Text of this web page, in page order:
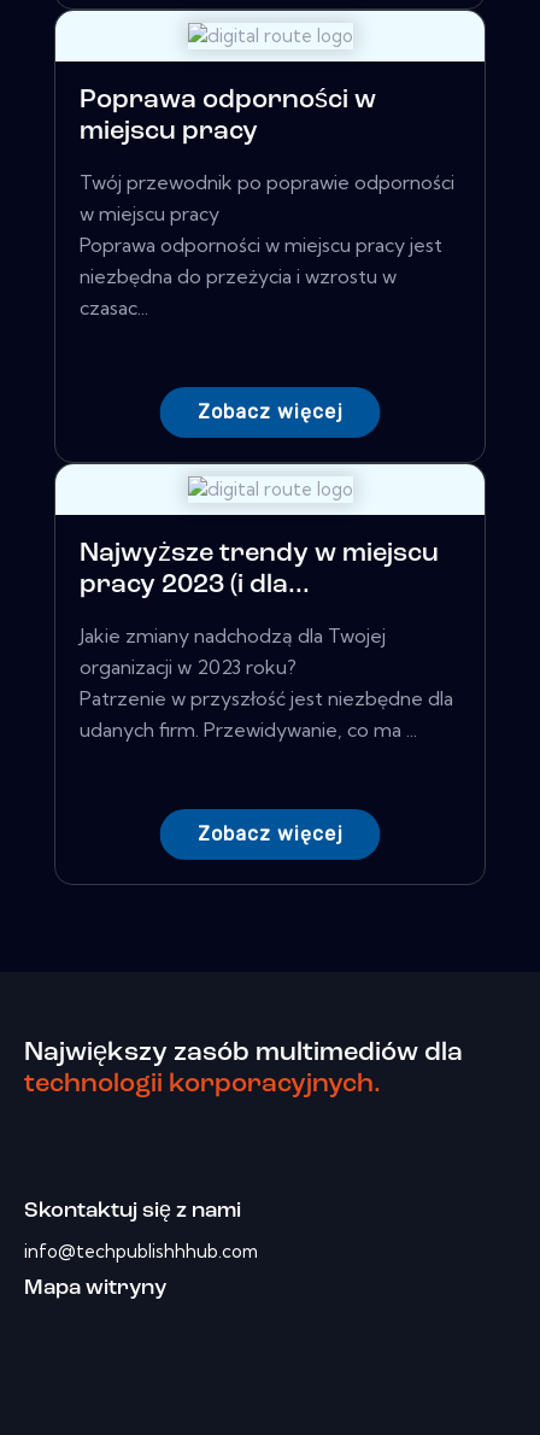
Poprawa odporności w
miejscu pracy
Twój przewodnik po poprawie odporności
w miejscu pracy
Poprawa odporności w miejscu pracy jest
niezbędna do przeżycia i wzrostu w
czasac...
Zobacz więcej
Najwyższe trendy w miejscu
pracy 2023 (i dla...
Jakie zmiany nadchodzą dla Twojej
organizacji w 2023 roku?
Patrzenie w przyszłość jest niezbędne dla
udanych firm. Przewidywanie, co ma ...
Zobacz więcej
Największy zasób multimediów dla
technologii korporacyjnych.
Skontaktuj się z nami
info@techpublishhhub.com
Mapa witryny